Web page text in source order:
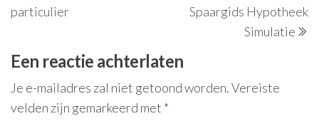
particulier
Spaargids Hypotheek
Simulatie
Een reactie achterlaten
Je e-mailadres zal niet getoond worden.Vereiste
velden zijn gemarkeerd met *